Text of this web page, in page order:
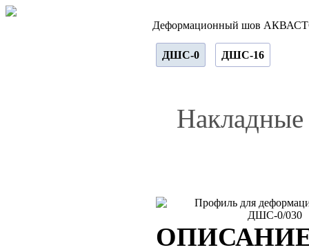
Деформационный шов
ДШС-0 ДШС-16